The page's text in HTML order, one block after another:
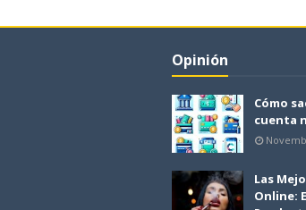
Opinión
Cómo
cuenta
Las
Online: